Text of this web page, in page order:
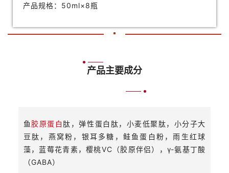
产品规格：50ml×8瓶
产品主要成分
鱼 胶原蛋白 肽，弹性蛋白肽，小麦低聚肽，小分子大
豆肽，燕窝粉，银耳多糖，鲑鱼蛋白粉，雨生红球
藻，蓝莓花青素，樱桃VC（胶原伴侣），γ-氨基丁酸
（GABA）